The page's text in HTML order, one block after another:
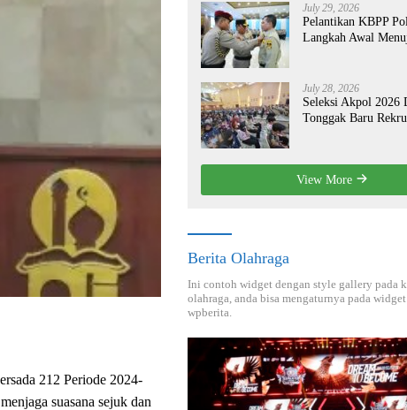
212 Periode 2024-
suasana sejuk dan
July 29, 2026
Pelantikan KBPP
Langkah Awal
July 28, 2026
Seleksi Akpol 2026
Tonggak Baru
View More
Berita Olahraga
Ini contoh widget dengan style gallery pada
olahraga, anda bisa mengaturnya pada
wpberita.